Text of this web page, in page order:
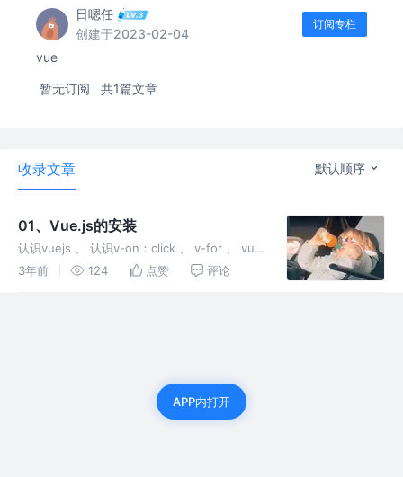
日嗯任
创建于2023-02-04
订阅专栏
vue
暂无订阅 共1篇文章
收录文章 默认顺序
01、Vue.js的安装
认识vuejs 、 认识v-on：click 、 v-for 、 vue
里面的options对象 ： el 、data 、 options ；
3年前 124 点赞 评论
APP内打开